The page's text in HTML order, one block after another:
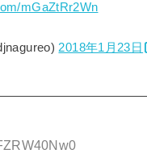
mGaZtRr2Wn
2018年1月23日